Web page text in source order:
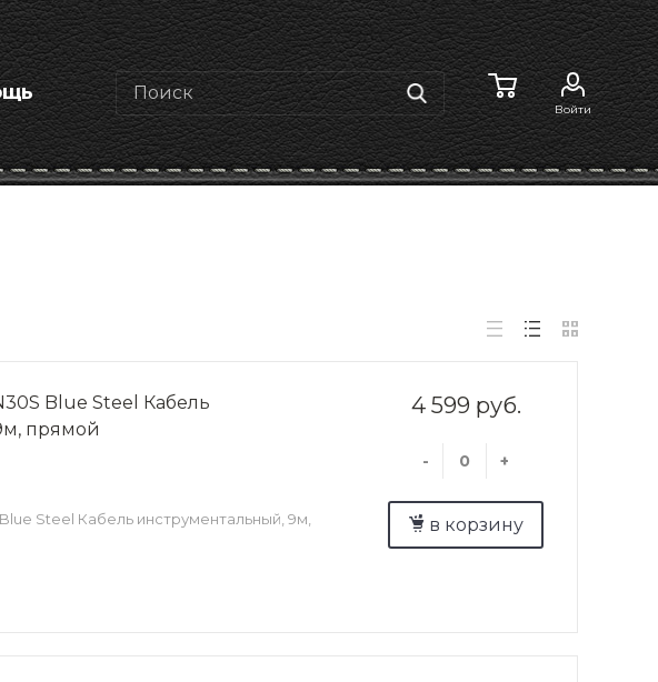
Войти
4 599 руб.
- +
в корзину
Blue Steel Кабель
прямой
Steel Кабель инструментальный, 9м,